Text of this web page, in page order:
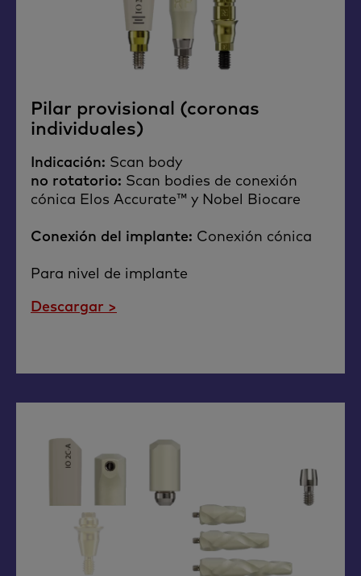
Pilar provisional (coronas
individuales)​
Indicación: Scan body​
no rotatorio: Scan bodies de conexión
cónica Elos Accurate™ y Nobel Biocare​
Conexión del implante: Conexión cónica​
Para nivel de implante
Descargar >